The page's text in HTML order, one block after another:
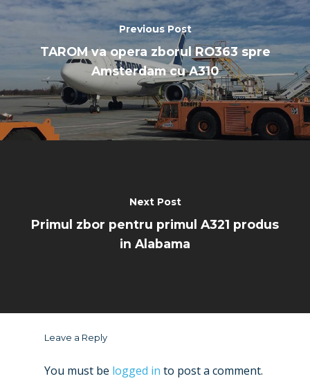
Previous Post
TAROM va opera zborul RO363 spre
Amsterdam cu A310
Next Post
Primul zbor pentru primul A321 produs
in Alabama
Leave a Reply
You must be logged in to post a comment.